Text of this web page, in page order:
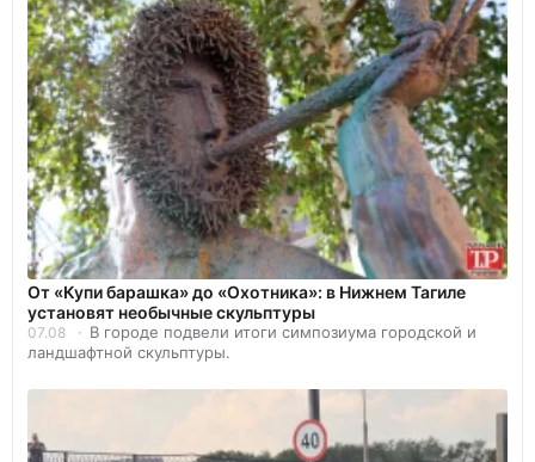
От «Купи барашка» до «Охотника»: в Нижнем Тагиле
установят необычные скульптуры
07.08
В городе подвели итоги симпозиума городской и
ландшафтной скульптуры.